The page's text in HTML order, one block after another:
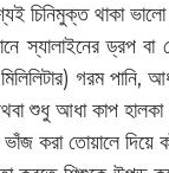
চিনিমুক্ত থাকা
স্যালাইনের ড্রপ বা
গরম পানি,
শুধু আধা কাপ হালকা
করা তোয়ালে